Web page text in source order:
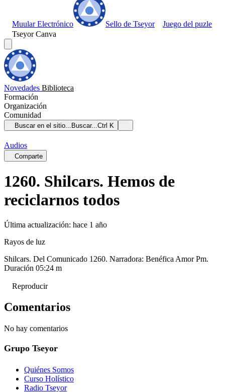
Muular Electrónico Sello de Tseyor
Juego del puzle
Tseyor Canva
Novedades Biblioteca
Formación
Organización
Comunidad
Buscar en el sitio... Buscar...Ctrl K
Audios
Comparte
1260. Shilcars. Hemos de
reciclarnos todos
Última actualización: hace 1 año
Rayos de luz
Shilcars. Del Comunicado 1260. Narradora: Benéfica Amor Pm.
Duración 05:24 m
Reproducir
Comentarios
No hay comentarios
Grupo Tseyor
Quiénes Somos
Curso Holístico
Radio Tseyor